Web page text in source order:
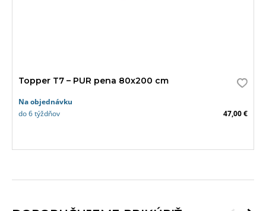
Topper T7 – PUR pena 80x200 cm
Na objednávku
do 6 týždňov
47,00 €